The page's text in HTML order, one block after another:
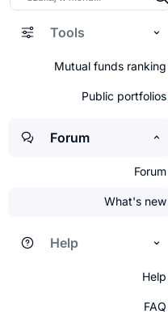
Tools
Mutual funds ranking
Public portfolios
Forum
Forum
What's new
Help
Help
FAQ